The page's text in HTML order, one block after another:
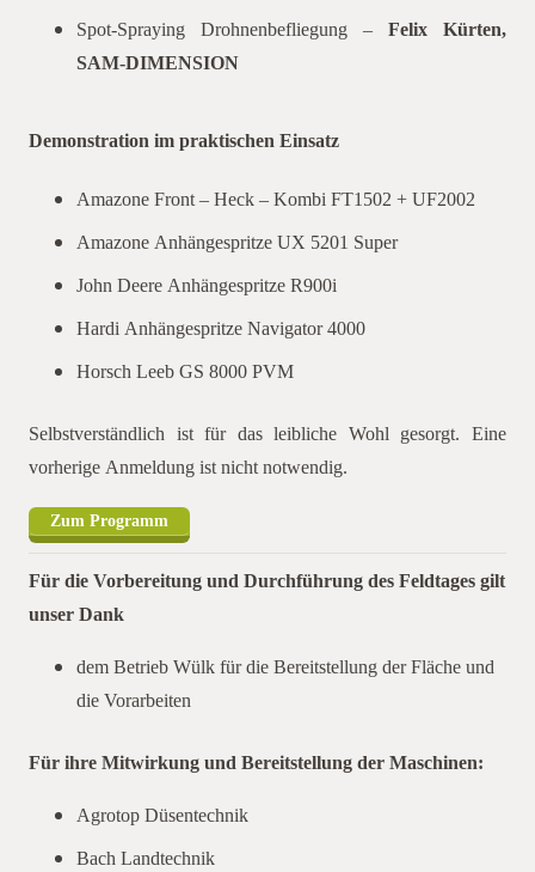
Spot-Spraying Drohnenbefliegung – Felix Kürten,
SAM-DIMENSION
Demonstration im praktischen Einsatz
Amazone Front – Heck – Kombi FT1502 + UF2002
Amazone Anhängespritze UX 5201 Super
John Deere Anhängespritze R900i
Hardi Anhängespritze Navigator 4000
Horsch Leeb GS 8000 PVM
Selbstverständlich ist für das leibliche Wohl gesorgt. Eine
vorherige Anmeldung ist nicht notwendig.
Zum Programm
Für die Vorbereitung und Durchführung des Feldtages gilt
unser Dank
dem Betrieb Wülk für die Bereitstellung der Fläche und
die Vorarbeiten
Für ihre Mitwirkung und Bereitstellung der Maschinen:
Agrotop Düsentechnik
Bach Landtechnik